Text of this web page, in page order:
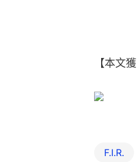
【本文獲
F.I.R.